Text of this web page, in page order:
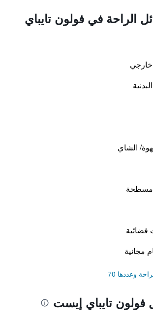
الراحة في فولون تايباي
الشاي
مسطحة
فضائية
مجانية
وعددها 70
فولون تايباي إيست